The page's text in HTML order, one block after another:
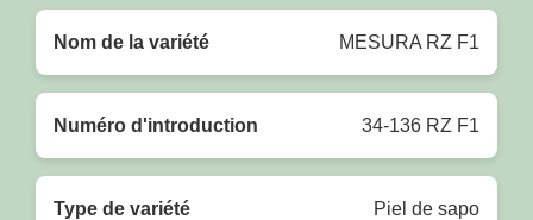
Nom de la variété MESURA RZ F1
Numéro d'introduction 34-136 RZ F1
Type de variété Piel de sapo